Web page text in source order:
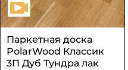
Паркетная доска
PolarWood Классик
3П Дуб Тундра лак